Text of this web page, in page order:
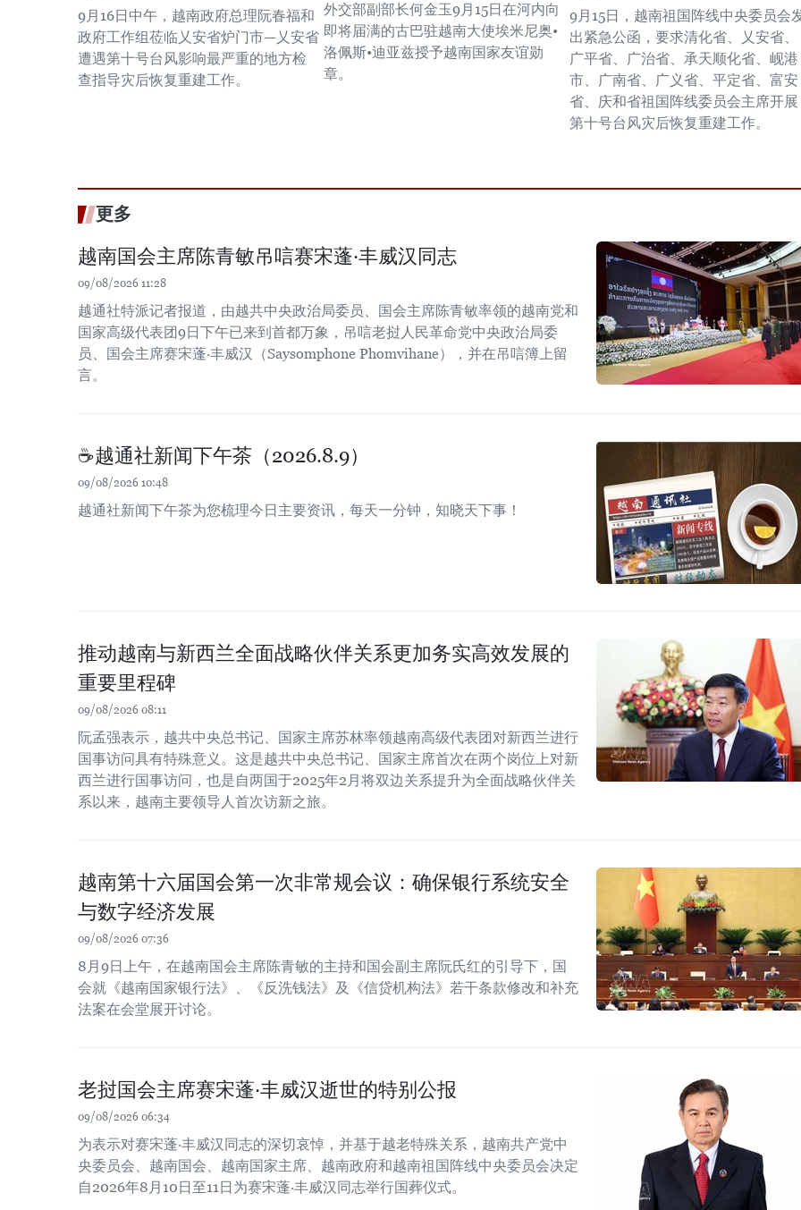
9月16日中午，越南政府总理阮春福和
政府工作组莅临乂安省炉门市—乂安省
遭遇第十号台风影响最严重的地方检
查指导灾后恢复重建工作。
外交部副部长何金玉9月15日在河内向
即将届满的古巴驻越南大使埃米尼奥•
洛佩斯•迪亚兹授予越南国家友谊勋
章。
9月15日，越南祖国阵线中央委员会
出紧急公函，要求清化省、乂安省、
广平省、广治省、承天顺化省、岘港
市、广南省、广义省、平定省、富安
省、庆和省祖国阵线委员会主席开展
第十号台风灾后恢复重建工作。
更多
越南国会主席陈青敏吊唁赛宋蓬·丰威汉同志
09/08/2026 11:28
越通社特派记者报道，由越共中央政治局委员、国会主席陈青敏率领的越南党和
国家高级代表团9日下午已来到首都万象，吊唁老挝人民革命党中央政治局委
员、国会主席赛宋蓬·丰威汉（Saysomphone Phomvihane），并在吊唁簿上留
言。
☕️越通社新闻下午茶（2026.8.9）
09/08/2026 10:48
越通社新闻下午茶为您梳理今日主要资讯，每天一分钟，知晓天下事！
推动越南与新西兰全面战略伙伴关系更加务实高效发展的
重要里程碑
09/08/2026 08:11
阮孟强表示，越共中央总书记、国家主席苏林率领越南高级代表团对新西兰进行
国事访问具有特殊意义。这是越共中央总书记、国家主席首次在两个岗位上对新
西兰进行国事访问，也是自两国于2025年2月将双边关系提升为全面战略伙伴关
系以来，越南主要领导人首次访新之旅。
越南第十六届国会第一次非常规会议：确保银行系统安全
与数字经济发展
09/08/2026 07:36
8月9日上午，在越南国会主席陈青敏的主持和国会副主席阮氏红的引导下，国
会就《越南国家银行法》、《反洗钱法》及《信贷机构法》若干条款修改和补充
法案在会堂展开讨论。
老挝国会主席赛宋蓬·丰威汉逝世的特别公报
09/08/2026 06:34
为表示对赛宋蓬·丰威汉同志的深切哀悼，并基于越老特殊关系，越南共产党中
央委员会、越南国会、越南国家主席、越南政府和越南祖国阵线中央委员会决定
自2026年8月10日至11日为赛宋蓬·丰威汉同志举行国葬仪式。